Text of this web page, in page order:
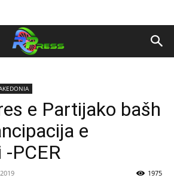
e Partijako bašh
e
-PCER
1975